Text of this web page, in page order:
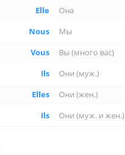
Elle
Она
Nous
Мы
Vous
Вы (много вас)
Ils
Они (муж.)
Elles
Они (жен.)
Ils
Они (муж. и жен.)